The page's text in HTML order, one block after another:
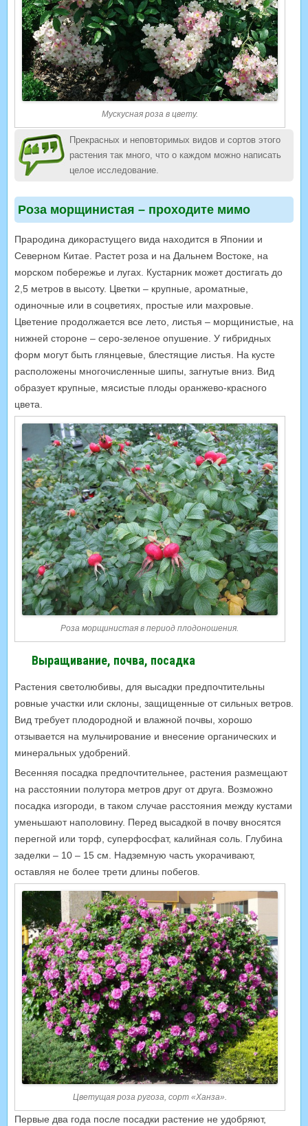
Мускусная роза в цвету.
Прекрасных и неповторимых видов и сортов этого
растения так много, что о каждом можно написать
целое исследование.
Роза морщинистая – проходите мимо
Прародина дикорастущего вида находится в Японии и
Северном Китае. Растет роза и на Дальнем Востоке, на
морском побережье и лугах. Кустарник может достигать до
2,5 метров в высоту. Цветки – крупные, ароматные,
одиночные или в соцветиях, простые или махровые.
Цветение продолжается все лето, листья – морщинистые, на
нижней стороне – серо-зеленое опушение. У гибридных
форм могут быть глянцевые, блестящие листья. На кусте
расположены многочисленные шипы, загнутые вниз. Вид
образует крупные, мясистые плоды оранжево-красного
цвета.
Роза морщинистая в период плодоношения.
Выращивание, почва, посадка
Растения светолюбивы, для высадки предпочтительны
ровные участки или склоны, защищенные от сильных ветров.
Вид требует плодородной и влажной почвы, хорошо
отзывается на мульчирование и внесение органических и
минеральных удобрений.
Весенняя посадка предпочтительнее, растения размещают
на расстоянии полутора метров друг от друга. Возможно
посадка изгороди, в таком случае расстояния между кустами
уменьшают наполовину. Перед высадкой в почву вносятся
перегной или торф, суперфосфат, калийная соль. Глубина
заделки – 10 – 15 см. Надземную часть укорачивают,
оставляя не более трети длины побегов.
Цветущая роза ругоза, сорт «Ханза».
Первые два года после посадки растение не удобряют,